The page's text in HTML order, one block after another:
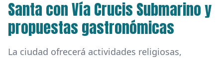
Santa con Vía Crucis Submarino y
propuestas gastronómicas
La ciudad ofrecerá actividades religiosas,